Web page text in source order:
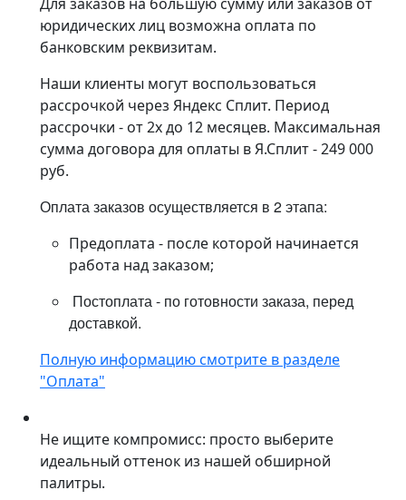
юридических лиц возможна оплата по
банковским реквизитам.
Наши клиенты могут воспользоваться
рассрочкой через Яндекс Сплит. Период
рассрочки - от 2х до 12 месяцев. Максимальная
сумма договора для оплаты в Я.Сплит - 249 000
руб.
Оплата заказов осуществляется в 2 этапа:
Предоплата - после которой начинается
работа над заказом;
Постоплата - по готовности заказа, перед
доставкой.
Полную информацию смотрите в разделе
"Оплата"
Не ищите компромисс: просто выберите
идеальный оттенок из нашей обширной
палитры.